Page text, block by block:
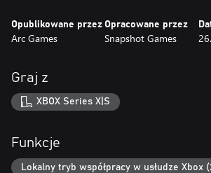
Opublikowane przez
Arc Games
Opracowane przez
Snapshot Games
Graj z
XBOX Series X|S
Funkcje
Lokalny tryb współpracy w usłudze Xbox